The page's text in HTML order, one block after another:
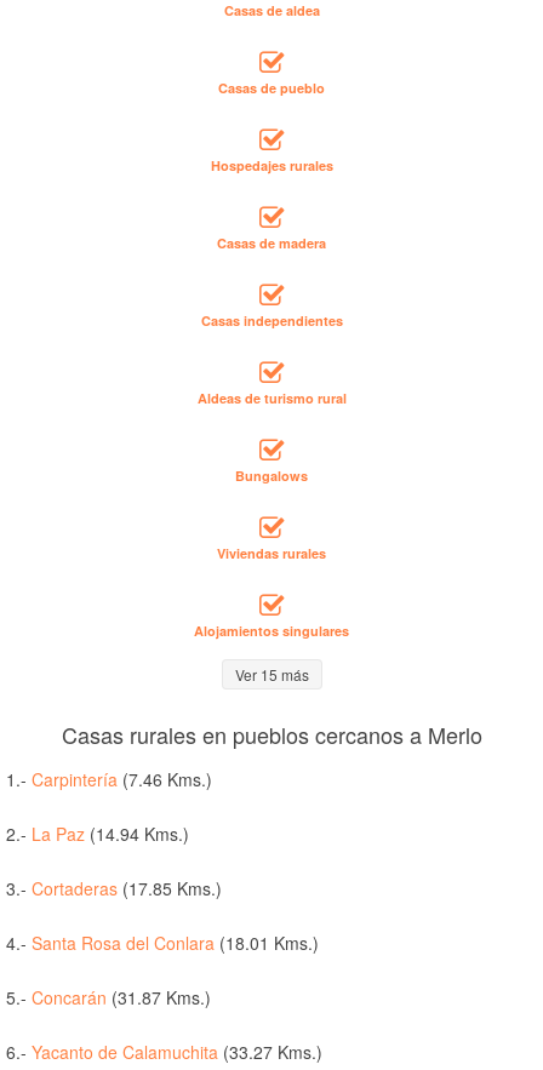
Casas de aldea
Casas de pueblo
Hospedajes rurales
Casas de madera
Casas independientes
Aldeas de turismo rural
Bungalows
Viviendas rurales
Alojamientos singulares
Ver 15 más
Casas rurales en pueblos cercanos a Merlo
1.- Carpintería (7.46 Kms.)
2.- La Paz (14.94 Kms.)
3.- Cortaderas (17.85 Kms.)
4.- Santa Rosa del Conlara (18.01 Kms.)
5.- Concarán (31.87 Kms.)
6.- Yacanto de Calamuchita (33.27 Kms.)